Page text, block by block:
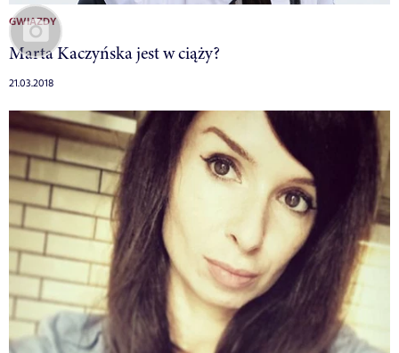
GWIAZDY
Marta Kaczyńska jest w ciąży?
21.03.2018